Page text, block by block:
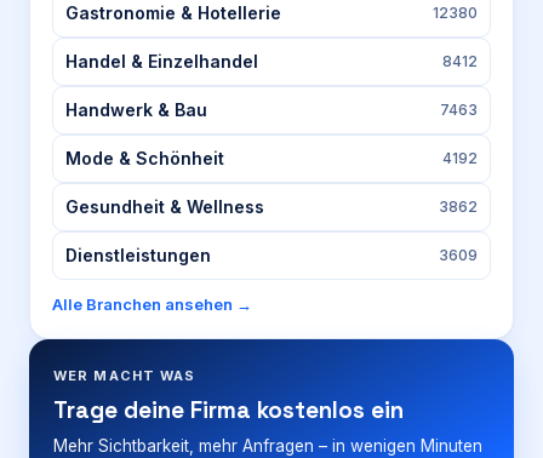
Gastronomie & Hotellerie 12380
Handel & Einzelhandel 8412
Handwerk & Bau 7463
Mode & Schönheit 4192
Gesundheit & Wellness 3862
Dienstleistungen 3609
Alle Branchen ansehen →
WER MACHT WAS
Trage deine Firma kostenlos ein
Mehr Sichtbarkeit, mehr Anfragen – in wenigen Minuten